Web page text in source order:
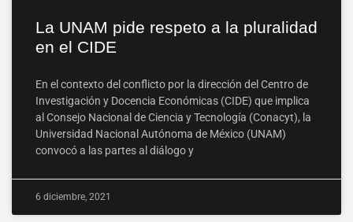
La UNAM pide respeto a la pluralidad
en el CIDE
En el contexto del conflicto por la dirección del Centro de
Investigación y Docencia Económicas (CIDE) que implica
al Consejo Nacional de Ciencia y Tecnología (Conacyt), la
Universidad Nacional Autónoma de México (UNAM)
convocó a las partes al diálogo y
6 diciembre, 2021